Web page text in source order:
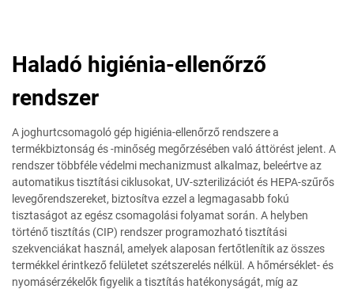
Haladó higiénia-ellenőrző
rendszer
A joghurtcsomagoló gép higiénia-ellenőrző rendszere a
termékbiztonság és -minőség megőrzésében való áttörést jelent. A
rendszer többféle védelmi mechanizmust alkalmaz, beleértve az
automatikus tisztítási ciklusokat, UV-szterilizációt és HEPA-szűrős
levegőrendszereket, biztosítva ezzel a legmagasabb fokú
tisztaságot az egész csomagolási folyamat során. A helyben
történő tisztítás (CIP) rendszer programozható tisztítási
szekvenciákat használ, amelyek alaposan fertőtlenítik az összes
termékkel érintkező felületet szétszerelés nélkül. A hőmérséklet- és
nyomásérzékelők figyelik a tisztítás hatékonyságát, míg az